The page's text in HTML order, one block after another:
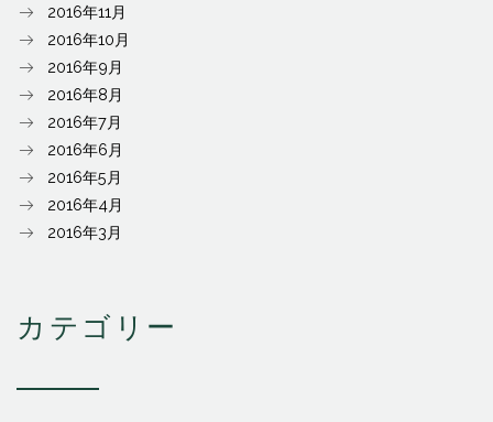
2016年11月
2016年10月
2016年9月
2016年8月
2016年7月
2016年6月
2016年5月
2016年4月
2016年3月
カテゴリー